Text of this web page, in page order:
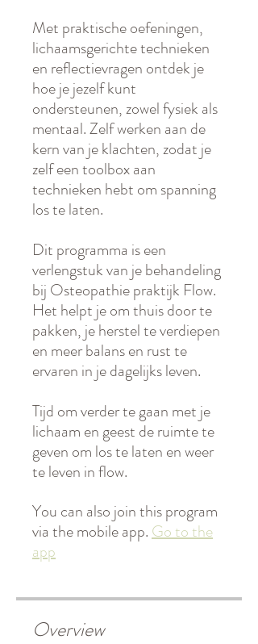
Met praktische oefeningen,
lichaamsgerichte technieken
en reflectievragen ontdek je
hoe je jezelf kunt
ondersteunen, zowel fysiek als
mentaal. Zelf werken aan de
kern van je klachten, zodat je
zelf een toolbox aan
technieken hebt om spanning
los te laten.
Dit programma is een
verlengstuk van je behandeling
bij Osteopathie praktijk Flow.
Het helpt je om thuis door te
pakken, je herstel te verdiepen
en meer balans en rust te
ervaren in je dagelijks leven.
Tijd om verder te gaan met je
lichaam en geest de ruimte te
geven om los te laten en weer
te leven in flow.
You can also join this program
via the mobile app. Go to the
app
Overview